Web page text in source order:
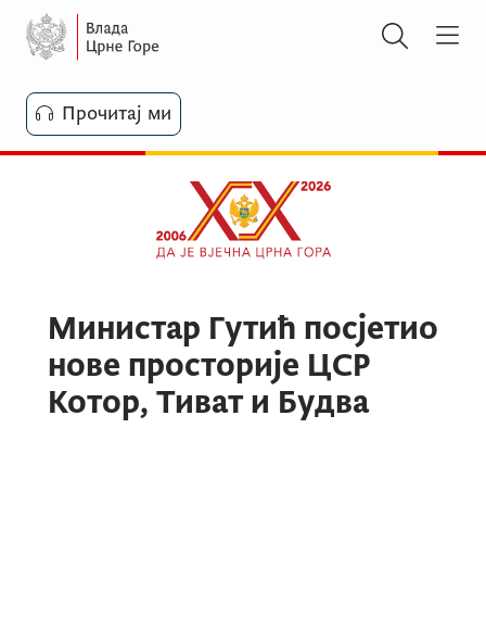
Прочитај ми
Министар Гутић посјетио
нове просторије ЦСР
Котор, Тиват и Будва